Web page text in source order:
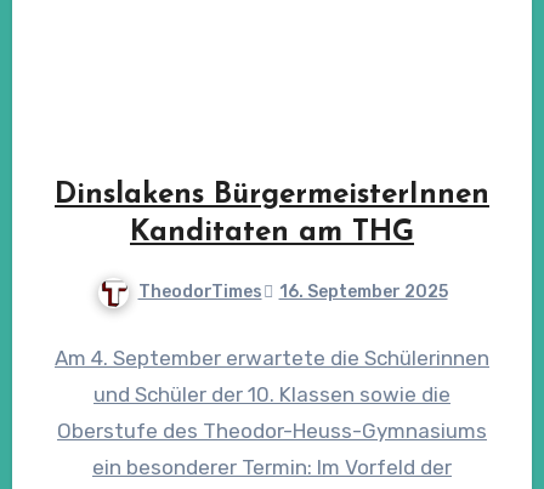
Dinslakens BürgermeisterInnen
Kanditaten am THG
TheodorTimes 16. September 2025
Am 4. September erwartete die Schülerinnen
und Schüler der 10. Klassen sowie die
Oberstufe des Theodor-Heuss-Gymnasiums
ein besonderer Termin: Im Vorfeld der